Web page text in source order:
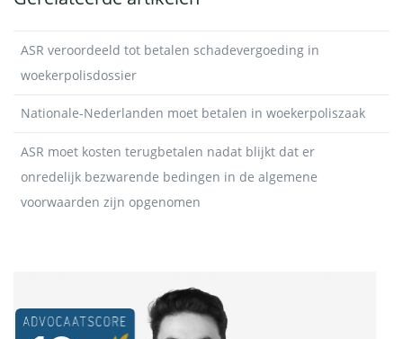
ASR veroordeeld tot betalen schadevergoeding in
woekerpolisdossier
Nationale-Nederlanden moet betalen in woekerpoliszaak
ASR moet kosten terugbetalen nadat blijkt dat er
onredelijk bezwarende bedingen in de algemene
voorwaarden zijn opgenomen